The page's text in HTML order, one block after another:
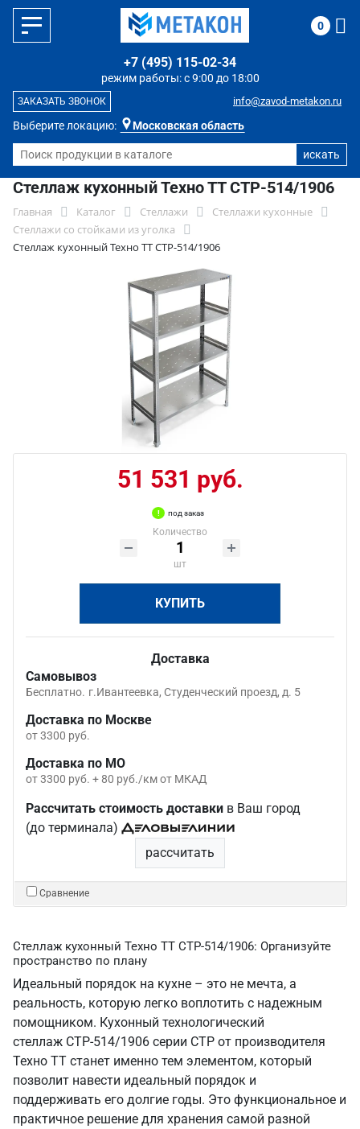
Выберите локацию: Московская область
режим работы: с 9:00 до 18:00
+7 (495) 115-02-34
info@zavod-metakon.ru
ЗАКАЗАТЬ ЗВОНОК
0
Стеллаж кухонный Техно ТТ СТР-514/1906
Главная Каталог Стеллажи
Стеллажи кухонные
Стеллажи со стойками из уголка
Стеллаж кухонный Техно ТТ СТР-514/1906
51 531 руб.
под заказ
Количество
шт
КУПИТЬ
Доставка
Самовывоз
Бесплатно. г.Ивантеевка, Студенческий проезд, д. 5
Доставка по Москве
от 3300 руб.
Доставка по МО
от 3300 руб. + 80 руб./км от МКАД
Рассчитать стоимость доставки в Ваш город
(до терминала)
рассчитать
Сравнение
Стеллаж кухонный Техно ТТ СТР-514/1906: Организуйте
пространство по плану
Идеальный порядок на кухне – это не мечта, а
реальность, которую легко воплотить с надежным
помощником. Кухонный технологический
стеллаж СТР-514/1906 серии СТР от производителя
Техно ТТ станет именно тем элементом, который
позволит навести идеальный порядок и
поддерживать его долгие годы. Это функциональное и
практичное решение для хранения самой разной